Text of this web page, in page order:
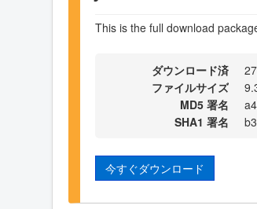
This is the full download
ダウンロード済
ファイルサイズ
MD5 署名
SHA1 署名
今すぐダウンロード